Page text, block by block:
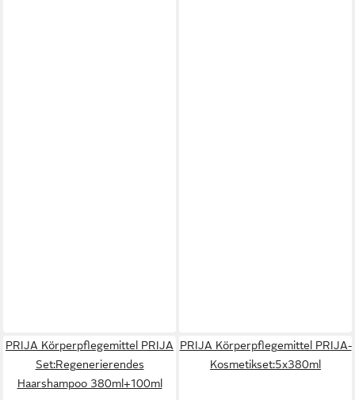
PRIJA Körperpflegemittel PRIJA
Set:Regenerierendes
Haarshampoo 380ml+100ml
PRIJA Körperpflegemittel PRIJA-
Kosmetikset:5x380ml